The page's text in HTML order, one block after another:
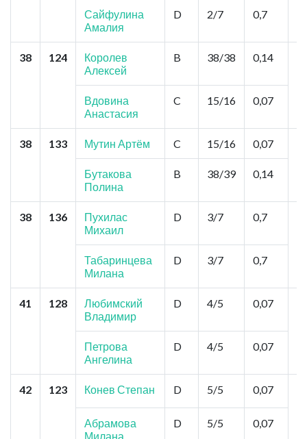
Сайфулина
Амалия
D 2/7 0,7
38 124
Королев
Алексей
B 38/38 0,14
Вдовина
Анастасия
C 15/16 0,07
38 133 Мутин Артём C 15/16 0,07
Бутакова
Полина
B 38/39 0,14
38 136
Пухилас
Михаил
D 3/7 0,7
Табаринцева
Милана
D 3/7 0,7
41 128
Любимский
Владимир
D 4/5 0,07
Петрова
Ангелина
D 4/5 0,07
42 123 Конев Степан D 5/5 0,07
Абрамова
Милана
D 5/5 0,07